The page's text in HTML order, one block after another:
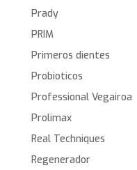
Prady
PRIM
Primeros dientes
Probioticos
Professional Vegairoa
Prolimax
Real Techniques
Regenerador